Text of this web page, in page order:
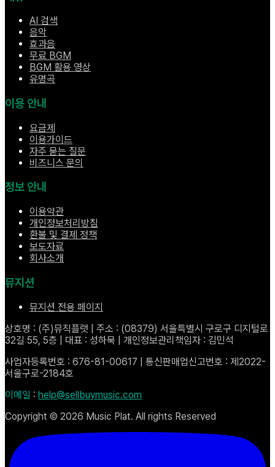
AI 검색
음악
효과음
무료 BGM
BGM 활용 영상
유명곡
이용 안내
요금제
이용가이드
자주 묻는 질문
비즈니스 문의
정보 안내
이용약관
개인정보처리방침
환불 및 결제 정책
보도자료
회사소개
뮤지션
뮤지션 전용 페이지
상호명 : (주)뮤직플랫 | 주소 : (08379) 서울특별시 구로구 디지털로
32길 55, 5층 | 대표 : 성하묵 | 개인정보관리책임자 : 김민석
사업자등록번호 : 676-81-00617 | 통신판매업신고번호 : 제2022-
서울구로-2184호
이메일 : help@sellbuymusic.com
Copyright © 2026 Music Plat. All rights Reserved